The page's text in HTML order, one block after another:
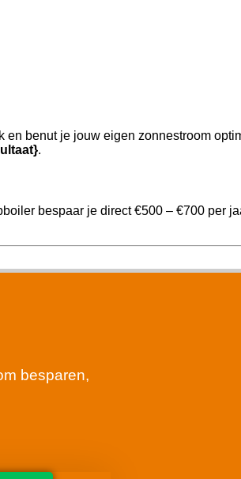
en benut je jouw eigen zonnestroom
.
bespaar je direct €500 – €700 per
besparen,